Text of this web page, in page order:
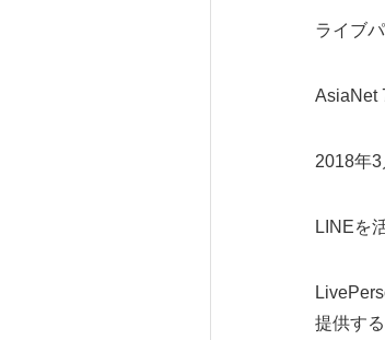
ライブ
AsiaNet
2018年3
LINEを
提供す